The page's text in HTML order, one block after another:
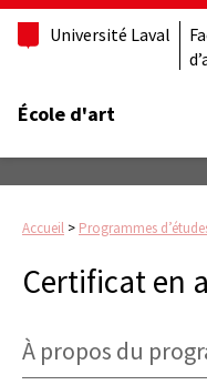
Université Laval
École d'art
Accueil > Programmes
Certificat en
À propos du